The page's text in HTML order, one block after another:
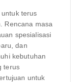
terus
Rencana masa
spesialisasi
dan
kebutuhan
terus
untuk